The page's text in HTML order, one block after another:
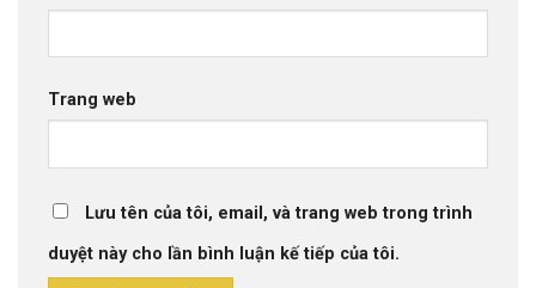
Trang web
Lưu tên của tôi, email, và trang web trong trình
duyệt này cho lần bình luận kế tiếp của tôi.